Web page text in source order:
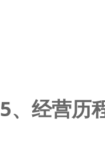
5、经营历